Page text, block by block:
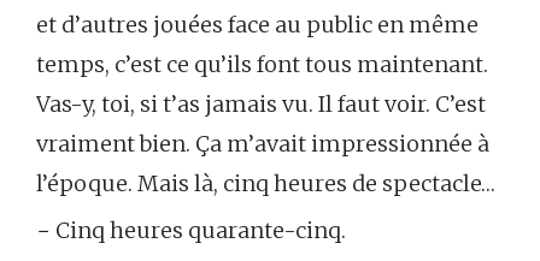
et d’autres jouées face au public en même
temps, c’est ce qu’ils font tous maintenant.
Vas-y, toi, si t’as jamais vu. Il faut voir. C’est
vraiment bien. Ça m’avait impressionnée à
l’époque. Mais là, cinq heures de spectacle…
− Cinq heures quarante-cinq.